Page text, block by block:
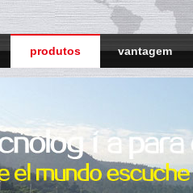
produtos vantagem